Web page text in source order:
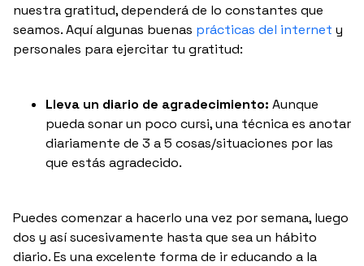
nuestra gratitud, dependerá de lo constantes que
seamos. Aquí algunas buenas prácticas del internet y
personales para ejercitar tu gratitud:
Lleva un diario de agradecimiento: Aunque
pueda sonar un poco cursi, una técnica es anotar
diariamente de 3 a 5 cosas/situaciones por las
que estás agradecido.
Puedes comenzar a hacerlo una vez por semana, luego
dos y así sucesivamente hasta que sea un hábito
diario. Es una excelente forma de ir educando a la